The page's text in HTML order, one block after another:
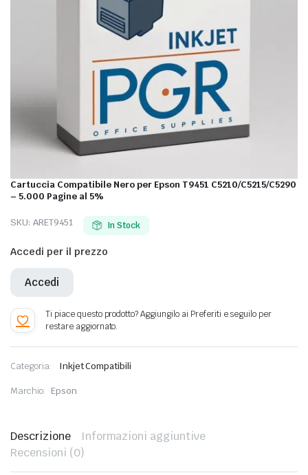
Cartuccia Compatibile Nero per Epson T9451 C5210/C5215/C5290
– 5.000 Pagine al 5%
SKU: ARET9451 In Stock
Accedi per il prezzo
Accedi
Categoria: Inkjet Compatibili
Marchio: Epson
Descrizione
Informazioni aggiuntive
Recensioni (0)